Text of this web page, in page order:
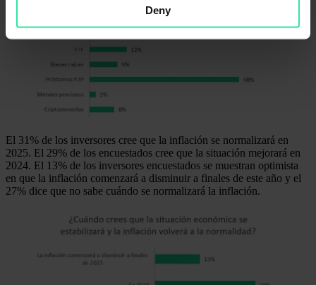
Deny
El 31% de los inversores cree que la inflación se normalizará en
2025. El 29% de los encuestados cree que la situación mejorará en
2024. El 13% de los inversores encuestados se muestran optimista
en que la inflación comenzará a disminuir a finales de este año y el
27% dice que no sabe cuándo se normalizará la inflación.